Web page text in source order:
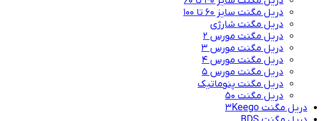
دریل مگنت سایز 60 تا 100
دریل مگنت شارژی
دریل مگنت مورس 2
دریل مگنت مورس 3
دریل مگنت مورس 4
دریل مگنت مورس 5
دریل مگنت پنوماتیک
دریل مگنت ۵۰
دریل مگنت 3Keego